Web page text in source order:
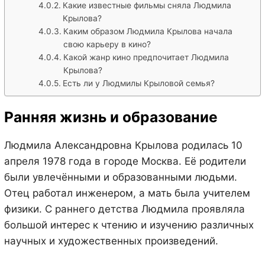
Какие известные фильмы сняла Людмила
Крылова?
Каким образом Людмила Крылова начала
свою карьеру в кино?
Какой жанр кино предпочитает Людмила
Крылова?
Есть ли у Людмилы Крыловой семья?
Ранняя жизнь и образование
Людмила Александровна Крылова родилась 10
апреля 1978 года в городе Москва. Её родители
были увлечёнными и образованными людьми.
Отец работал инженером, а мать была учителем
физики. С раннего детства Людмила проявляла
большой интерес к чтению и изучению различных
научных и художественных произведений.